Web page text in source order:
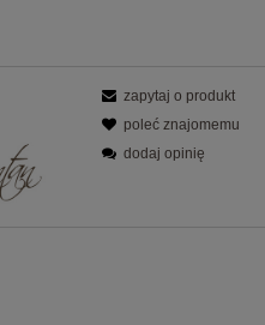
zapytaj o produkt
poleć znajomemu
dodaj opinię